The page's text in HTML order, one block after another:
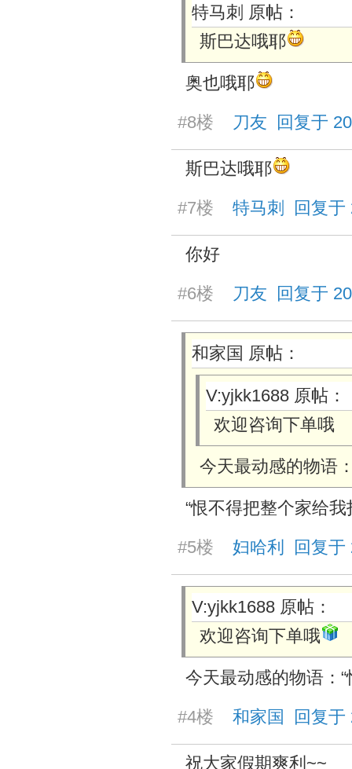
特马刺 原帖：
斯巴达哦耶
奥也哦耶
#8楼 刀友 回复于
斯巴达哦耶
#7楼 特马刺 回复于
你好
#6楼 刀友 回复于
和家国 原帖：
V:yjkk1688 原帖：
欢迎咨询下单哦
今天最动感的物语
“恨不得把整个家给我
#5楼 妇哈利 回复于
V:yjkk1688 原帖：
欢迎咨询下单哦
今天最动感的物语：
#4楼 和家国 回复于
祝大家假期爽利~~